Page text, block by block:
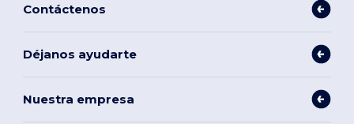
Contáctenos
Déjanos ayudarte
Nuestra empresa